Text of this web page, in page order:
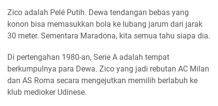
Zico adalah Pelé Putih. Dewa tendangan bebas yang
konon bisa memasukkan bola ke lubang jarum dari jarak
30 meter. Sementara Maradona, kita semua tahu siapa dia.
Di pertengahan 1980-an, Serie A adalah tempat
berkumpulnya para Dewa. Zico yang jadi rebutan AC Milan
dan AS Roma secara mengejutkan memilih berlabuh ke
klub medioker Udinese.